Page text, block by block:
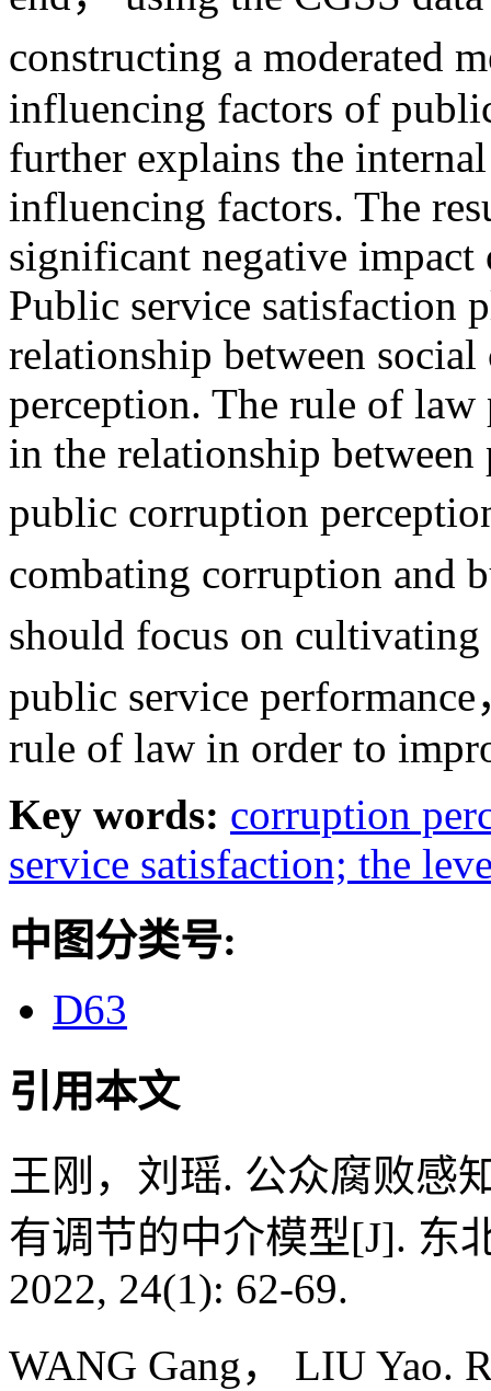
constructing a moderated
influencing factors of
further explains the
influencing factors. The
significant negative
Public service satisfaction
relationship between
perception. The rule of law
in the relationship
public corruption
combating corruption and
should focus on
public service
rule of law in order to
Key words: corruption
service satisfaction; the
中图分类号:
D63
引用本文
王刚，刘瑶. 公众腐败
有调节的中介模型[J]. 东
2022, 24(1): 62-69.
WANG Gang， LIU Yao.